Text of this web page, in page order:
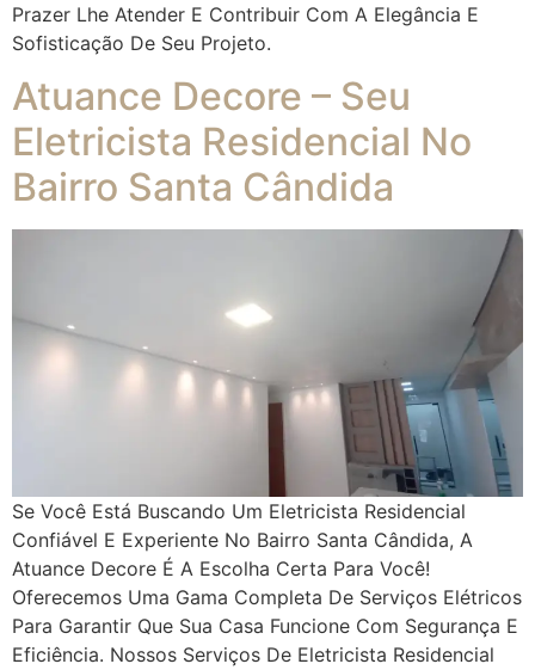
Prazer Lhe Atender E Contribuir Com A Elegância E
Sofisticação De Seu Projeto.
Atuance Decore – Seu
Eletricista Residencial No
Bairro Santa Cândida
Se Você Está Buscando Um Eletricista Residencial
Confiável E Experiente No Bairro Santa Cândida, A
Atuance Decore É A Escolha Certa Para Você!
Oferecemos Uma Gama Completa De Serviços Elétricos
Para Garantir Que Sua Casa Funcione Com Segurança E
Eficiência. Nossos Serviços De Eletricista Residencial